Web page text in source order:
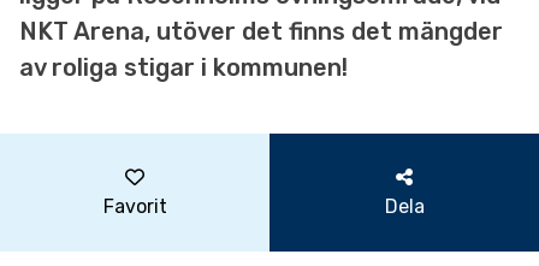
NKT Arena, utöver det finns det mängder
av roliga stigar i kommunen!
Favorit Dela